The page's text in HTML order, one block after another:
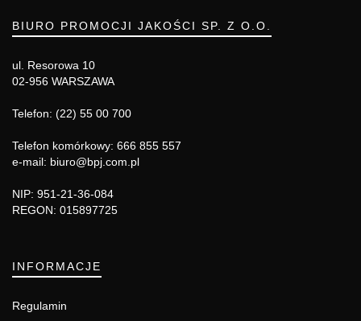
BIURO PROMOCJI JAKOŚCI SP. Z O.O.
ul. Resorowa 10
02-956 WARSZAWA
Telefon: (22) 55 00 700
Telefon komórkowy: 666 855 557
e-mail: biuro@bpj.com.pl
NIP: 951-21-36-084
REGON: 015897725
INFORMACJE
Regulamin